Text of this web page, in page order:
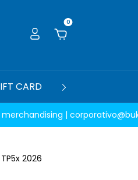
0
CARD Guía de talles
|
2026